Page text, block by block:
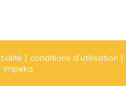
conditions d’utilisation
Impeka